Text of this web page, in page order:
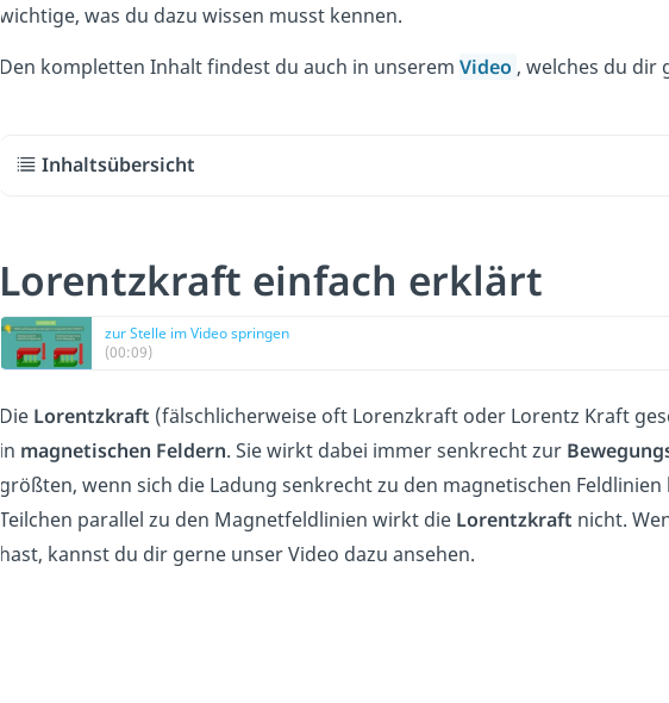
wichtige, was du dazu wissen musst kennen.
Den kompletten Inhalt findest du auch in unserem Video , welches du dir
Inhaltsübersicht
Lorentzkraft einfach erklärt
zur Stelle im Video springen
(00:09)
Die Lorentzkraft (fälschlicherweise oft Lorenzkraft oder Lorentz Kraft
in magnetischen Feldern. Sie wirkt dabei immer senkrecht zur
größten, wenn sich die Ladung senkrecht zu den magnetischen
Teilchen parallel zu den Magnetfeldlinien wirkt die Lorentzkraft nicht.
hast, kannst du dir gerne unser Video dazu ansehen.